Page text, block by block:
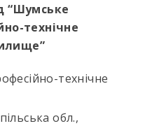
“Шумське
технічне
технічне
обл.,